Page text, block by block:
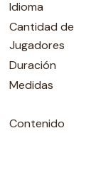
Idioma
Cantidad de
Jugadores
Duración
Medidas
Contenido